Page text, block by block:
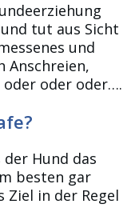
tut aus Sicht
und
Anschreien,
oder oder….
Hund das
besten gar
Ziel in der Regel